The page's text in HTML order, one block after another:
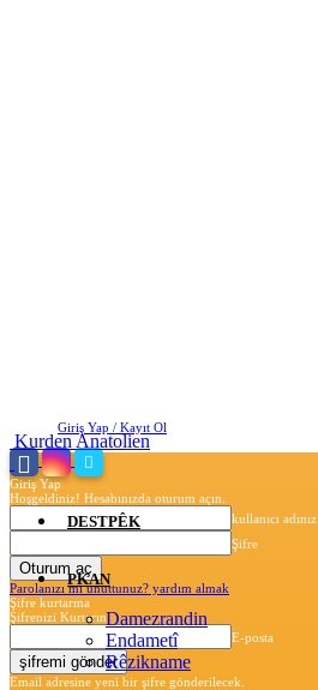
Giriş Yap / Kayıt Ol
Giriş Yap
Hoşgeldiniz! Hesabınızda oturum açın.
kullanıcı adınız
Şifre
Parolanızı mı unuttunuz? yardım almak
Şifre kurtarma
Şifrenizi Kurtarın
E-posta
Email adresine yeni bir şifre gönderilecek.
Kurden Anatolien
DESTPÊK
PKAN
Damezrandin
Endametî
Rêzikname